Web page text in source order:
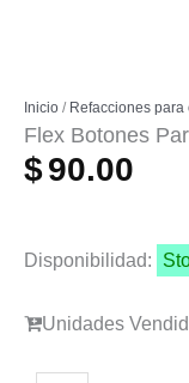
Inicio / Refacciones para
Flex Botones
$90.00
Disponibilidad:
Unidades